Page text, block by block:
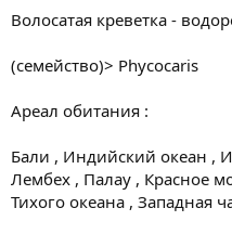
Волосатая креветка -
(семейство)> Phycocaris
Ареал обитания :
Бали , Индийский океан ,
Лембех , Палау , Красное
Тихого океана , Западная